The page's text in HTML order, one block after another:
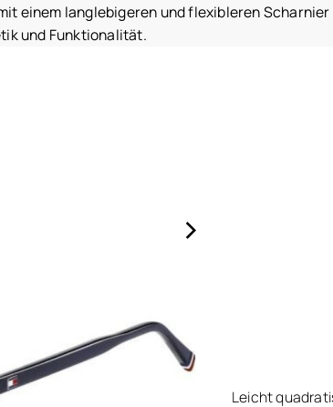
einem langlebigeren und flexibleren Scharnier
und Funktionalität.
›
Leicht